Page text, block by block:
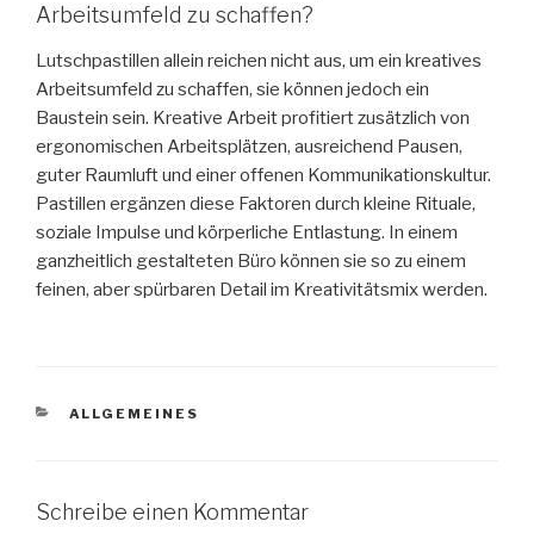
Arbeitsumfeld zu schaffen?
Lutschpastillen allein reichen nicht aus, um ein kreatives
Arbeitsumfeld zu schaffen, sie können jedoch ein
Baustein sein. Kreative Arbeit profitiert zusätzlich von
ergonomischen Arbeitsplätzen, ausreichend Pausen,
guter Raumluft und einer offenen Kommunikationskultur.
Pastillen ergänzen diese Faktoren durch kleine Rituale,
soziale Impulse und körperliche Entlastung. In einem
ganzheitlich gestalteten Büro können sie so zu einem
feinen, aber spürbaren Detail im Kreativitätsmix werden.
KATEGORIEN
ALLGEMEINES
Schreibe einen Kommentar